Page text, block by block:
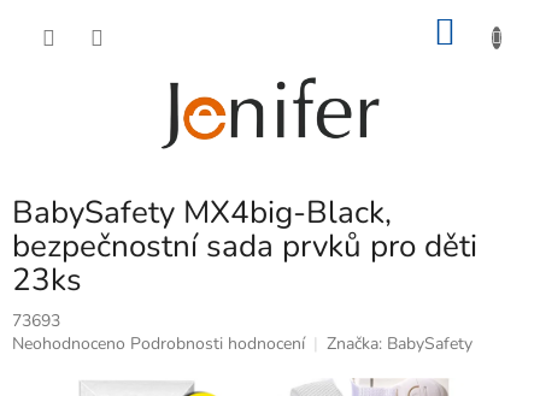
BabySafety MX4big-Black,
bezpečnostní sada prvků pro děti
23ks
73693
Průměrné
Neohodnoceno Podrobnosti hodnocení Značka: BabySafety